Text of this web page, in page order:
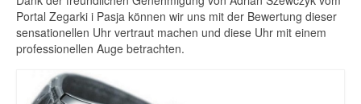
Portal Zegarki i Pasja können wir uns mit der Bewertung dieser
sensationellen Uhr vertraut machen und diese Uhr mit einem
professionellen Auge betrachten.